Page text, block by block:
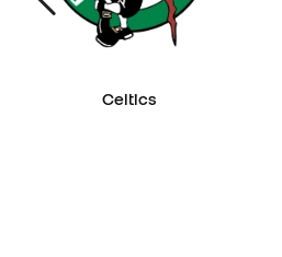
Celtics